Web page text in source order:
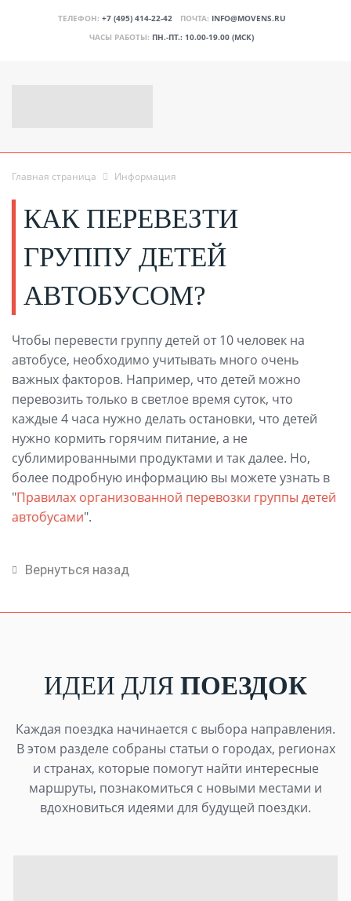
ТЕЛЕФОН: +7 (495) 414-22-42 ПОЧТА: INFO@MOVENS.RU
ЧАСЫ РАБОТЫ: ПН.-ПТ.: 10.00-19.00 (МСК)
Главная страница Информация
КАК ПЕРЕВЕЗТИ
ГРУППУ ДЕТЕЙ
АВТОБУСОМ?
Чтобы перевести группу детей от 10 человек на
автобусе, необходимо учитывать много очень
важных факторов. Например, что детей можно
перевозить только в светлое время суток, что
каждые 4 часа нужно делать остановки, что детей
нужно кормить горячим питание, а не
сублимированными продуктами и так далее. Но,
более подробную информацию вы можете узнать в
"Правилах организованной перевозки группы детей
автобусами".
Вернуться назад
ИДЕИ ДЛЯ ПОЕЗДОК
Каждая поездка начинается с выбора направления.
В этом разделе собраны статьи о городах, регионах
и странах, которые помогут найти интересные
маршруты, познакомиться с новыми местами и
вдохновиться идеями для будущей поездки.